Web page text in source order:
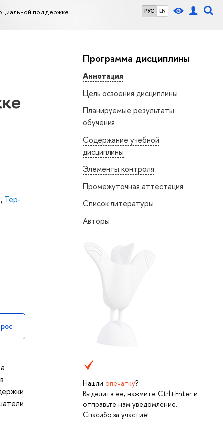
РУС EN
поддержке
Программа дисциплины
Аннотация
Цель освоения дисциплины
Планируемые результаты
обучения
Содержание учебной
дисциплины
Элементы контроля
Промежуточная аттестация
Список литературы
Авторы
Нашли опечатку?
Выделите её, нажмите Ctrl+Enter и
отправьте нам уведомление.
Спасибо за участие!
, Тер-